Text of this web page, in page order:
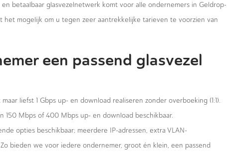
betaalbaar glasvezelnetwerk komt voor alle ondernemers in Geldrop-
mogelijk om u tegen zeer aantrekkelijke tarieven te voorzien van
een passend glasvezel
liefst 1 Gbps up- en download realiseren zonder overboeking (1:1).
150 Mbps of 400 Mbps up- en download beschikbaar.
opties beschikbaar; meerdere IP-adressen, extra VLAN-
bieden we voor iedere ondernemer, groot én klein, een passend